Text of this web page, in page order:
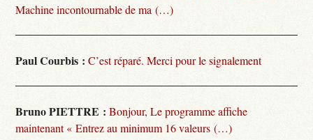
Machine incontournable de ma (…)
Paul Courbis : C’est réparé. Merci pour le signalement
Bruno PIETTRE : Bonjour, Le programme affiche
maintenant « Entrez au minimum 16 valeurs (…)